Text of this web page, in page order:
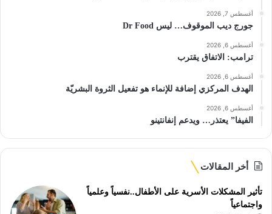
أغسطس 7, 2026
جورج ديب الموقوف… ليس Dr Food
أغسطس 6, 2026
ترامب: الاتفاق يقترب
أغسطس 6, 2026
الهدف المركزي إضافة للإنماء هو تفعيل الثروة البشريّة
أغسطس 6, 2026
الفيفا” يعتذر… ويدعم إنفانتينو
أخر المقالات
تأثير المشكلات الأسرية على الأطفال..نفسياً وعلمياً
واجتماعياً